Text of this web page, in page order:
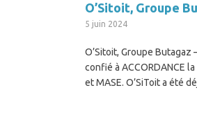
O’Sitoit, Groupe
5 juin 2024
O’Sitoit, Groupe Butagaz
confié à ACCORDANCE
et MASE. O’SiToit a été